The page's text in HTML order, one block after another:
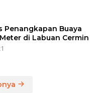
Penangkapan Buaya
di Labuan Cermin